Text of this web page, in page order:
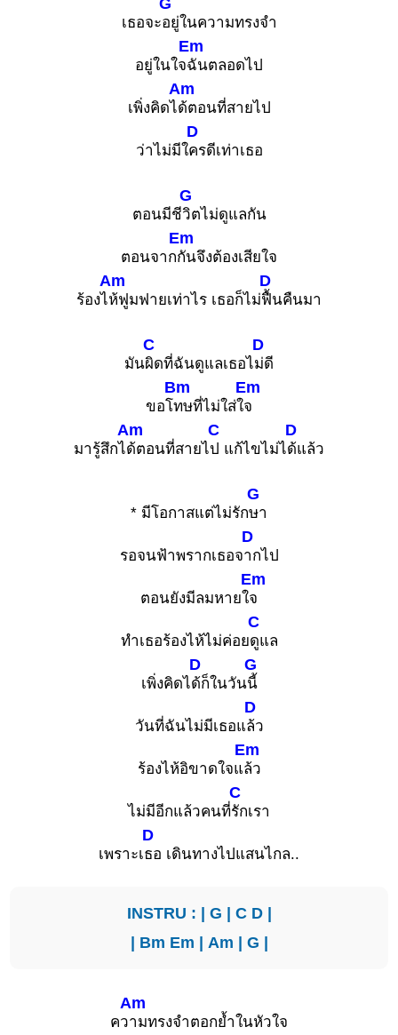
เธอจะอยู่ในความทรงจำ
อยู่ในใจ
Em
ฉันตลอดไป
เพิ่งคิดไ
Am
ด้ตอนที่สายไป
ว่าไม่มีใ
D
ครดีเท่าเธอ
ตอนมีชี
G
วิตไม่ดูแลกัน
ตอนจาก
Em
กันจึงต้องเสียใจ
ร้องไ
Am
ห้ฟูมฟายเท่าไร เธอก็ไม่
D
ฟื้นคืนมา
มัน
C
ผิดที่ฉันดูแลเธอไ
D
ม่ดี
ขอโ
Bm
ทษที่ไม่ใส่ใ
Em
จ
มารู้สึกไ
Am
ด้ตอนที่สายไ
C
ป แก้ไขไม่ไ
D
ด้แล้ว
* มีโอกาสแต่ไม่รัก
G
ษา
รอจนฟ้าพรากเธอจ
D
ากไป
ตอนยังมีลมหายใ
Em
จ
ทำเธอร้องไห้ไม่ค่อย
C
ดูแล
เพิ่งคิดไ
D
ด้ก็ในวัน
G
นี้
วันที่ฉันไม่มีเธอแ
D
ล้ว
ร้องไห้อิขาดใจแ
Em
ล้ว
ไม่มีอีกแล้วคนที่
C
รักเรา
เพราะเ
D
ธอ เดินทางไปแสนไกล..
INSTRU : | G | C D|
| Bm Em | Am | G |
คว
Am
ามทรงจำตอกย้ำในหัวใจ